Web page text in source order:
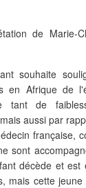
de Marie-
souhaite
en Afrique de
tant de
aussi par
française,
sont
décède et est
mais cette jeune